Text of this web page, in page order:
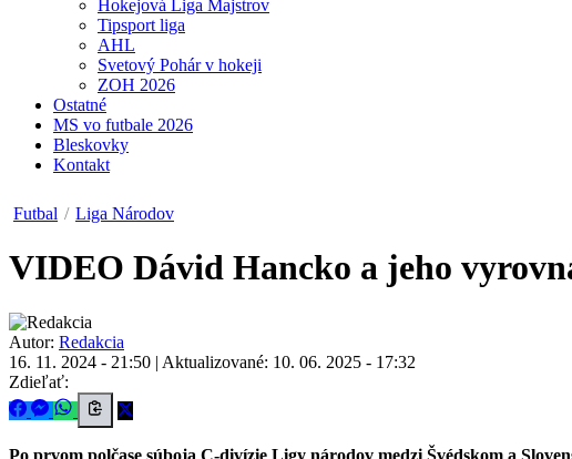
Hokejová Liga Majstrov
Tipsport liga
AHL
Svetový Pohár v hokeji
ZOH 2026
Ostatné
MS vo futbale 2026
Bleskovky
Kontakt
Futbal / Liga Národov
VIDEO Dávid Hancko a jeho
Autor: Redakcia
16. 11. 2024 - 21:50 | Aktualizované: 10. 06. 2025 - 17:32
Zdieľať:
Po prvom polčase súboja C-divízie Ligy národov medzi Švédskom a